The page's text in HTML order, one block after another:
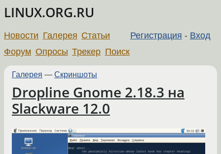
LINUX.ORG.RU
Регистрация - Вход
Новости Галерея Статьи
Форум Опросы Трекер Поиск
Галерея — Скриншоты
Dropline Gnome 2.18.3 на
Slackware 12.0